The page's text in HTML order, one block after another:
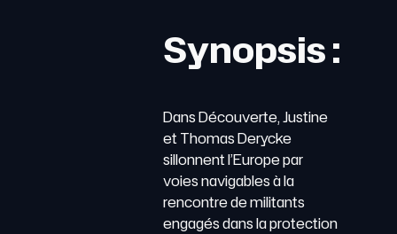
Synopsis :
Dans Découverte, Justine
et Thomas Derycke
sillonnent l’Europe par
voies navigables à la
rencontre de militants
engagés dans la protection